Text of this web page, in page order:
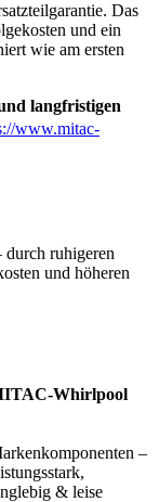
Das
und ein
wie am ersten
langfristigen
www.mitac-
durch ruhigeren
und höheren
Whirlpool
–
& leise